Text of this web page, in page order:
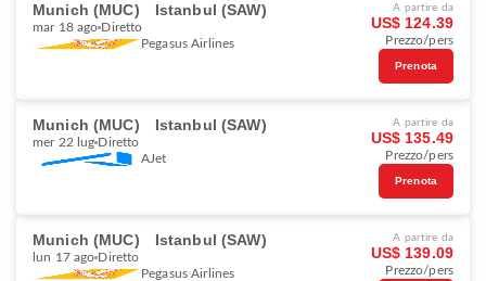
Munich (MUC) Istanbul (SAW)
mar 18 ago Diretto
Pegasus Airlines
A partire da
US$ 124.39
Prezzo/pers
Prenota
Munich (MUC) Istanbul (SAW)
mer 22 lug Diretto
AJet
A partire da
US$ 135.49
Prezzo/pers
Prenota
Munich (MUC) Istanbul (SAW)
lun 17 ago Diretto
Pegasus Airlines
A partire da
US$ 139.09
Prezzo/pers